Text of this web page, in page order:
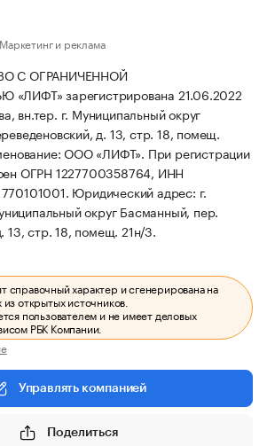
Маркетинг и реклама
С ОГРАНИЧЕННОЙ
зарегистрирована 21.06.2022
вн.тер. г. Муниципальный округ
д. 13, стр. 18, помещ.
ООО «ЛИФТ». При регистрации
ОГРН 1227700358764, ИНН
Юридический адрес: г.
округ Басманный, пер.
13, стр. 18, помещ. 21н/3.
справочный характер и сгенерирована на
открытых источников.
пользователем и не имеет деловых
РБК Компании.
Управлять компанией
Поделиться